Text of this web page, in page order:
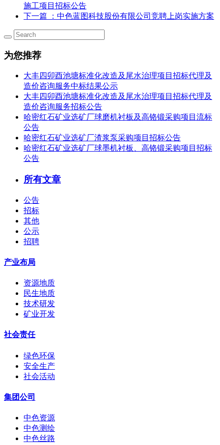
施工项目招标公告
下一篇
：中色蓝图科技股份有限公司竞聘上岗实施方案
为您推荐
大丰四卯酉池塘标准化改造及尾水治理项目招标代理及
造价咨询服务中标结果公示
大丰四卯酉池塘标准化改造及尾水治理项目招标代理及
造价咨询服务招标公告
哈密红石矿业选矿厂球磨机衬板及高铬锻采购项目流标
公告
哈密红石矿业选矿厂渣浆泵采购项目招标公告
哈密红石矿业选矿厂球墨机衬板、高铬锻采购项目招标
公告
所有文章
公告
招标
其他
公示
招聘
产业布局
资源地质
民生地质
技术研发
矿业开发
社会责任
绿色环保
安全生产
社会活动
集团公司
中色资源
中色测绘
中色丝路